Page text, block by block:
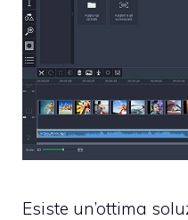
Esiste un’ottima